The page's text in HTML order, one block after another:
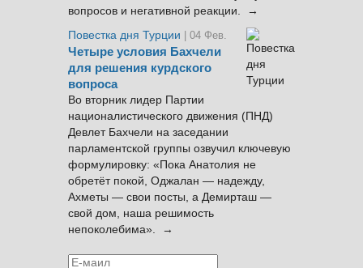
вопросов и негативной реакции. →
Повестка дня Турции
| 04 Фев.
Четыре условия Бахчели
для решения курдского
вопроса
Во вторник лидер Партии
националистического движения (ПНД)
Девлет Бахчели на заседании
парламентской группы озвучил ключевую
формулировку: «Пока Анатолия не
обретёт покой, Оджалан — надежду,
Ахметы — свои посты, а Демирташ —
свой дом, наша решимость
непоколебима». →